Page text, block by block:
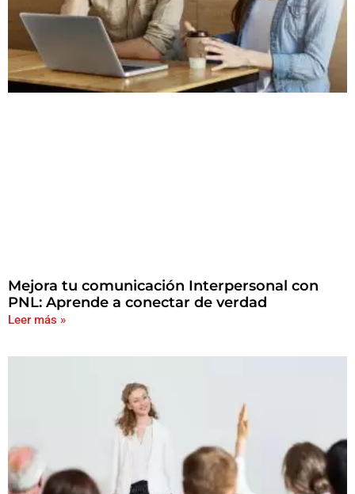
Mejora tu comunicación Interpersonal con
PNL: Aprende a conectar de verdad
Leer más »